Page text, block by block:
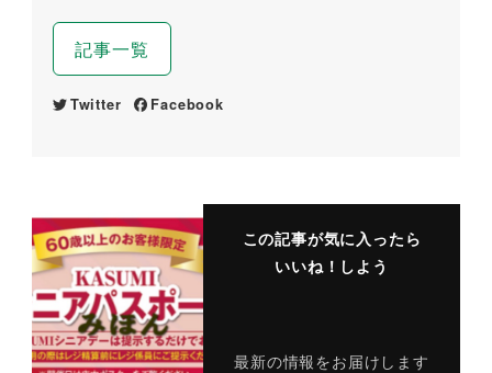
記事一覧
Twitter Facebook
この記事が気に入ったら
いいね！しよう
最新の情報をお届けします